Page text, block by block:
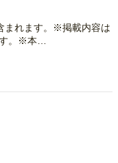
まれます。※掲載内容は
。※本…